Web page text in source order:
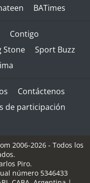
BATimes
Contigo
Stone
Sport Buzz
Contáctenos
de participación
2006-2026 - Todos los
Piro.
número 5346433